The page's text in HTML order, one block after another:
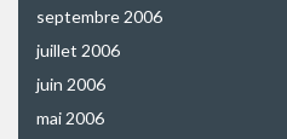
septembre 2006
juillet 2006
juin 2006
mai 2006